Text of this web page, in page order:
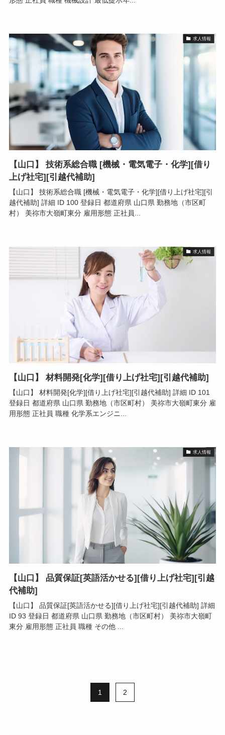
求人情報
【山口】 技術系総合職 [機械・電気電子・化学][借り
上げ社宅][引越代補助]
【山口】 技術系総合職 [機械・電気電子・化学][借り上げ社宅][引
越代補助] 詳細 ID 100 登録日 都道府県 山口県 勤務地（市区町
村） 美祢市大嶺町東分 雇用形態 正社員...
求人情報
【山口】 材料開発[化学][借り上げ社宅][引越代補助]
【山口】 材料開発[化学][借り上げ社宅][引越代補助] 詳細 ID 101
登録日 都道府県 山口県 勤務地（市区町村） 美祢市大嶺町東分 雇
用形態 正社員 職種 化学系エンジニ...
求人情報
【山口】 品質保証[英語活かせる][借り上げ社宅][引越
代補助]
【山口】 品質保証[英語活かせる][借り上げ社宅][引越代補助] 詳細
ID 93 登録日 都道府県 山口県 勤務地（市区町村） 美祢市大嶺町
東分 雇用形態 正社員 職種 その他 ...
1 2